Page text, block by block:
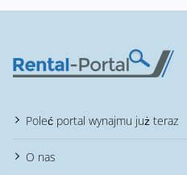
Poleć portal wynajmu już teraz
O nas